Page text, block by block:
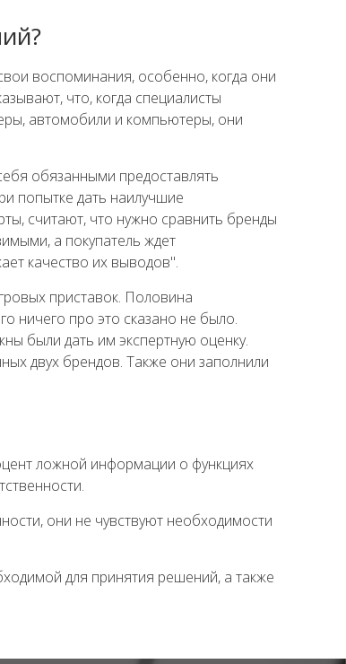
воспоминания, особенно, когда они
что, когда специалисты
автомобили и компьютеры, они
обязанными предоставлять
попытке дать наилучшие
считают, что нужно сравнить бренды
а покупатель ждет
качество их выводов".
приставок. Половина
ничего про это сказано не было.
были дать им экспертную оценку.
двух брендов. Также они заполнили
ложной информации о функциях
они не чувствуют необходимости
для принятия решений, а также